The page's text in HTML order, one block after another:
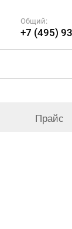
Общий:
+7 (495)
Прайс